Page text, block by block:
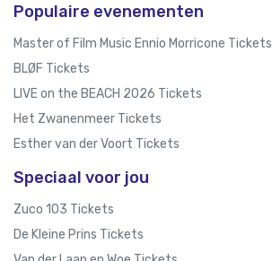
Populaire evenementen
Master of Film Music Ennio Morricone Tickets
BLØF Tickets
LIVE on the BEACH 2026 Tickets
Het Zwanenmeer Tickets
Esther van der Voort Tickets
Speciaal voor jou
Zuco 103 Tickets
De Kleine Prins Tickets